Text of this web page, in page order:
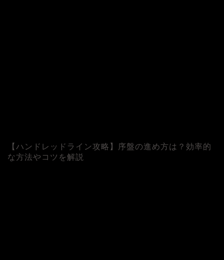
【ハンドレッドライン攻略】序盤の進め方は？効率的
な方法やコツを解説